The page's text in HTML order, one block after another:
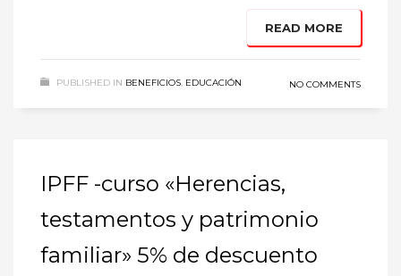
READ MORE
PUBLISHED IN BENEFICIOS, EDUCACIÓN NO COMMENTS
IPFF -curso «Herencias,
testamentos y patrimonio
familiar» 5% de descuento